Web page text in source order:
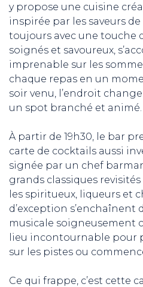
y propose une cuisine
inspirée par les saveurs
toujours avec une touche
soignés et savoureux,
imprenable sur les
chaque repas en un
soir venu, l’endroit
un spot branché et animé.
À partir de 19h30, le bar
carte de cocktails aussi
signée par un chef
grands classiques
les spiritueux, liqueurs et
d’exception s’enchaînent
musicale soigneusement
lieu incontournable pour
sur les pistes ou
Ce qui frappe, c’est cette